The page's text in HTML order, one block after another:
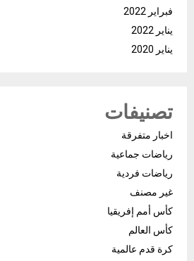
فبراير 2022
يناير 2022
يناير 2020
تصنيفات
اخبار متفرقة
رياضات جماعية
رياضات فردية
غير مصنف
كأس أمم إفريقيا
كأس العالم
كرة قدم عالمية